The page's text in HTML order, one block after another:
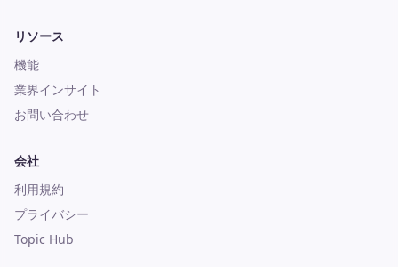
リソース
機能
業界インサイト
お問い合わせ
会社
利用規約
プライバシー
Topic Hub